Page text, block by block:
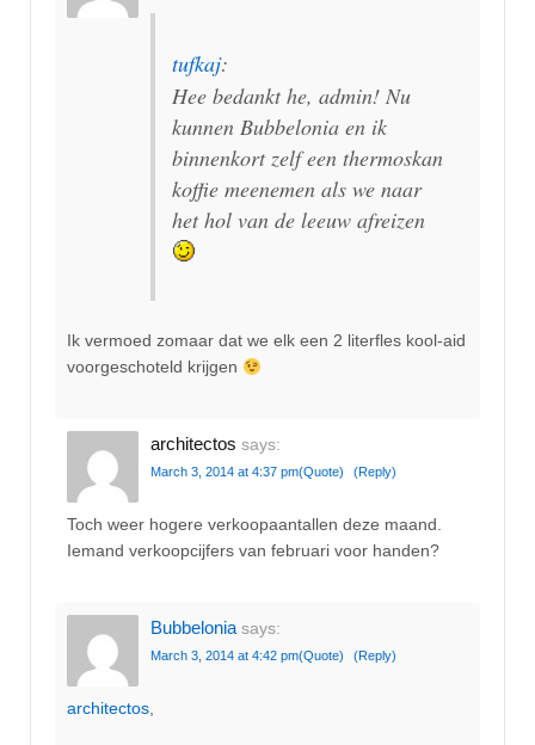
tufkaj:
Hee bedankt he, admin! Nu
kunnen Bubbelonia en ik
binnenkort zelf een thermoskan
koffie meenemen als we naar
het hol van de leeuw afreizen
Ik vermoed zomaar dat we elk een 2 literfles kool-aid
voorgeschoteld krijgen
architectos says:
March 3, 2014 at 4:37 pm(Quote) (Reply)
Toch weer hogere verkoopaantallen deze maand.
Iemand verkoopcijfers van februari voor handen?
Bubbelonia says:
March 3, 2014 at 4:42 pm(Quote) (Reply)
architectos